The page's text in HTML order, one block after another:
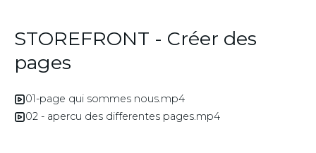
STOREFRONT - Créer des
pages
01-page qui sommes nous.mp4
02 - apercu des differentes pages.mp4